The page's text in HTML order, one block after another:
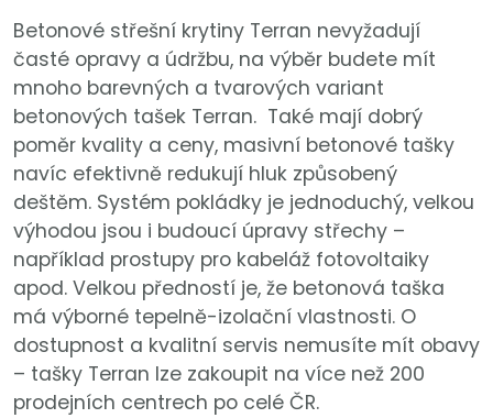
Betonové střešní krytiny Terran nevyžadují
časté opravy a údržbu, na výběr budete mít
mnoho barevných a tvarových variant
betonových tašek Terran. Také mají dobrý
poměr kvality a ceny, masivní betonové tašky
navíc efektivně redukují hluk způsobený
deštěm. Systém pokládky je jednoduchý, velkou
výhodou jsou i budoucí úpravy střechy –
například prostupy pro kabeláž fotovoltaiky
apod. Velkou předností je, že betonová taška
má výborné tepelně-izolační vlastnosti. O
dostupnost a kvalitní servis nemusíte mít obavy
– tašky Terran lze zakoupit na více než 200
prodejních centrech po celé ČR.